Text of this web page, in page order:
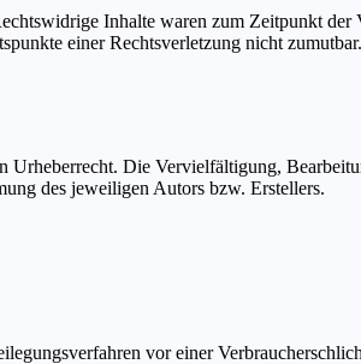
Inhalte waren zum Zeitpunkt der
einer Rechtsverletzung nicht
Urheberrecht. Die Vervielfältigung,
des jeweiligen Autors bzw. Erstellers.
vor einer